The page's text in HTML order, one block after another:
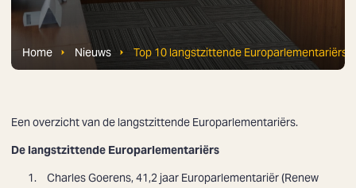
Home Nieuws Top 10 langstzittende Europarlementariërs
Een overzicht van de langstzittende Europarlementariërs.
De langstzittende Europarlementariërs
Charles Goerens, 41,2 jaar Europarlementariër (Renew